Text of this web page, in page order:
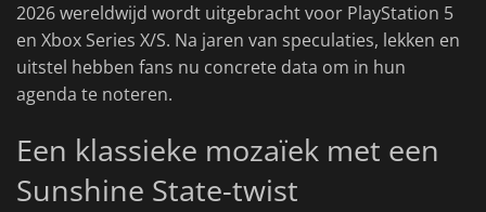
2026 wereldwijd wordt uitgebracht voor PlayStation 5
en Xbox Series X/S. Na jaren van speculaties, lekken en
uitstel hebben fans nu concrete data om in hun
agenda te noteren.
Een klassieke mozaïek met een
Sunshine State-twist